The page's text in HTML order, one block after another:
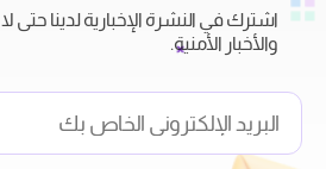
اشترك في النشرة الإخبارية لدينا حتى
والأخبار الأمنية.